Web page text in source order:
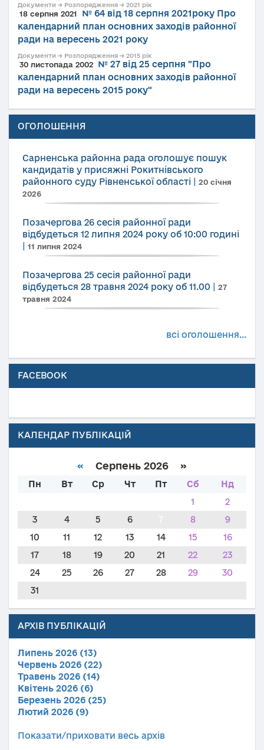
Документи → Розпорядження → 2021 рік
18 серпня 2021
№ 64 від 18 серпня 2021року Про
календарний план основних заходів районної
ради на вересень 2021 року
Документи → Розпорядження → 2015 рік
30 листопада 2002
№ 27 від 25 серпня "Про
календарний план основних заходів районної
ради на вересень 2015 року"
ОГОЛОШЕННЯ
Сарненська районна рада оголошує пошук
кандидатів у присяжні Рокитнівського
районного суду Рівненської області
20 січня
2026
Позачергова 26 сесія районної ради
відбудеться 12 липня 2024 року об 10:00 годині
11 липня 2024
Позачергова 25 сесія районної ради
відбудеться 28 травня 2024 року об 11.00
27
травня 2024
всі оголошення...
FACEBOOK
КАЛЕНДАР ПУБЛІКАЦІЙ
« Серпень 2026 »
Пн Вт Ср Чт Пт Сб
Нд
1
2
3
4 5 6 8
9
10
11 12 13 14 15
16
17
18 19 20 21 22
23
24
25 26 27 28 29
30
31
АРХІВ ПУБЛІКАЦІЙ
Липень 2026 (13)
Червень 2026 (22)
Травень 2026 (14)
Квітень 2026 (6)
Березень 2026 (25)
Лютий 2026 (9)
Показати/приховати весь архів